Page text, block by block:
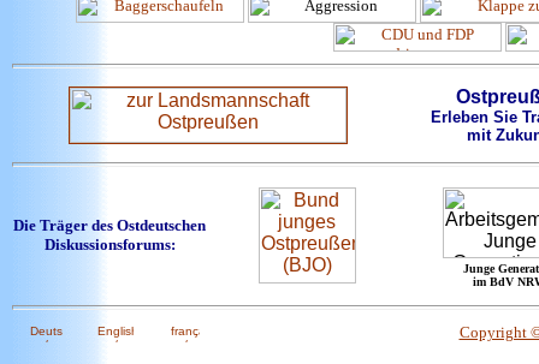
Erleben Sie
mit
Die Träger des Ostdeutschen
Diskussionsforums:
Junge
im BdV
Copyright